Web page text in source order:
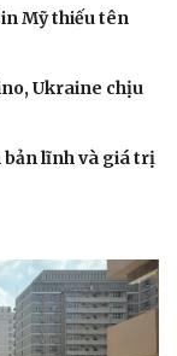
Mỹ thiếu tên
Ukraine chịu
bản lĩnh và giá trị